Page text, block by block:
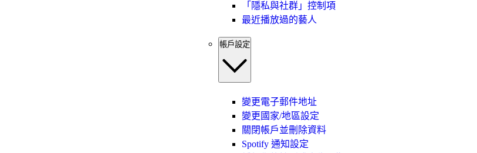
「隱私與社群」控制項
最近播放過的藝人
帳戶設定
變更電子郵件地址
變更國家/地區設定
關閉帳戶並刪除資料
Spotify 通知設定